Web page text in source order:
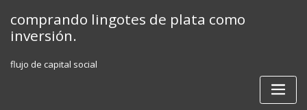
content
comprando lingotes de plata como
inversión.
flujo de capital social